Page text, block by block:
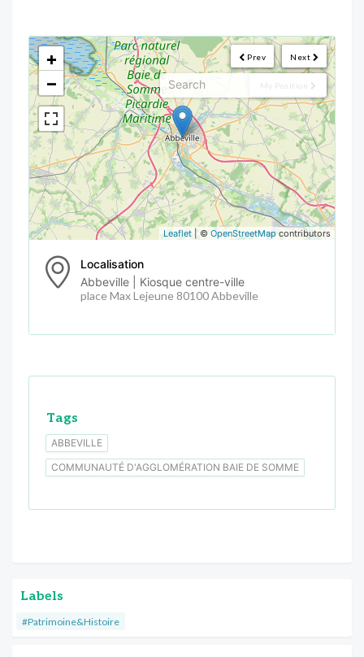
Next
Prev
My Position
<!---->
+
−
Leaflet | © OpenStreetMap contributors
Localisation
Abbeville | Kiosque centre-ville
place Max Lejeune 80100 Abbeville
Tags
ABBEVILLE
COMMUNAUTÉ D'AGGLOMÉRATION BAIE DE SOMME
Labels
#Patrimoine&Histoire